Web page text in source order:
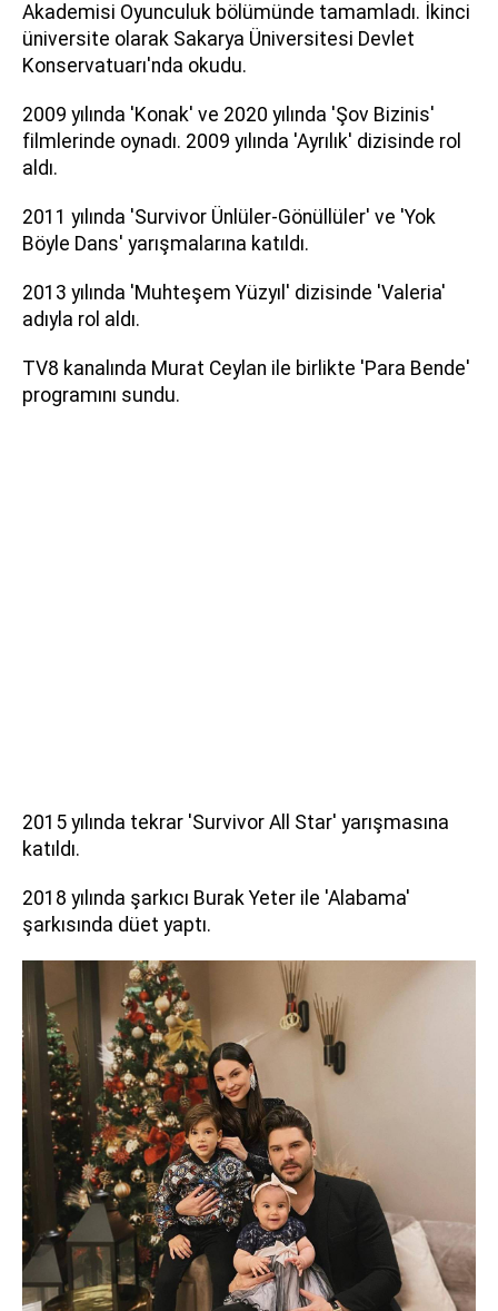
Akademisi Oyunculuk bölümünde tamamladı. İkinci
üniversite olarak Sakarya Üniversitesi Devlet
Konservatuarı'nda okudu.
2009 yılında 'Konak' ve 2020 yılında 'Şov Bizinis'
filmlerinde oynadı. 2009 yılında 'Ayrılık' dizisinde rol
aldı.
2011 yılında 'Survivor Ünlüler-Gönüllüler' ve 'Yok
Böyle Dans' yarışmalarına katıldı.
2013 yılında 'Muhteşem Yüzyıl' dizisinde 'Valeria'
adıyla rol aldı.
TV8 kanalında Murat Ceylan ile birlikte 'Para Bende'
programını sundu.
2015 yılında tekrar 'Survivor All Star' yarışmasına
katıldı.
2018 yılında şarkıcı Burak Yeter ile 'Alabama'
şarkısında düet yaptı.